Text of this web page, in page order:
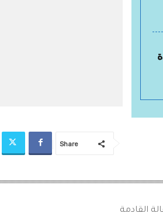
Share
القادمة